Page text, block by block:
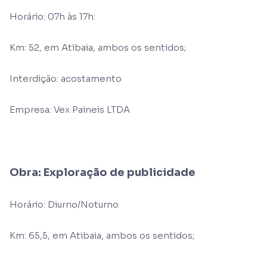
Horário: 07h às 17h:
Km: 52, em Atibaia, ambos os sentidos;
Interdição: acostamento
Empresa: Vex Paineis LTDA
Obra: Exploração de publicidade
Horário: Diurno/Noturno
Km: 65,5, em Atibaia, ambos os sentidos;